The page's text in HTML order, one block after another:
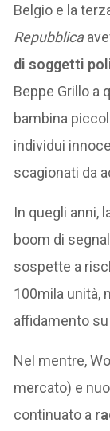
Belgio e la
Repubblica
di soggetti
Beppe Grillo a
bambina
individui
scagionati da
In quegli anni,
boom di
sospette a
100mila unità,
affidamento
Nel mentre,
mercato) e
continuato a